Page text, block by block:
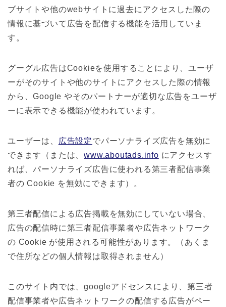
ブサイトや他のwebサイトに過去にアクセスした際の
情報に基づいて広告を配信する機能を活用していま
す。
グーグル広告はCookieを使用することにより、ユーザ
ーがそのサイトや他のサイトにアクセスした際の情報
から、Google やそのパートナーが適切な広告をユーザ
ーに表示できる機能が使われています。
ユーザーは、 広告設定でパーソナライズ広告を無効に
できます（または、www.aboutads.info にアクセスす
れば、パーソナライズ広告に使われる第三者配信事業
者の Cookie を無効にできます）。
第三者配信による広告掲載を無効にしていない場合、
広告の配信時に第三者配信事業者や広告ネットワーク
の Cookie が使用される可能性があります。（あくま
で住所などの個人情報は取得されません）
このサイト内では、googleアドセンスにより、第三者
配信事業者や広告ネットワークの配信する広告がペー